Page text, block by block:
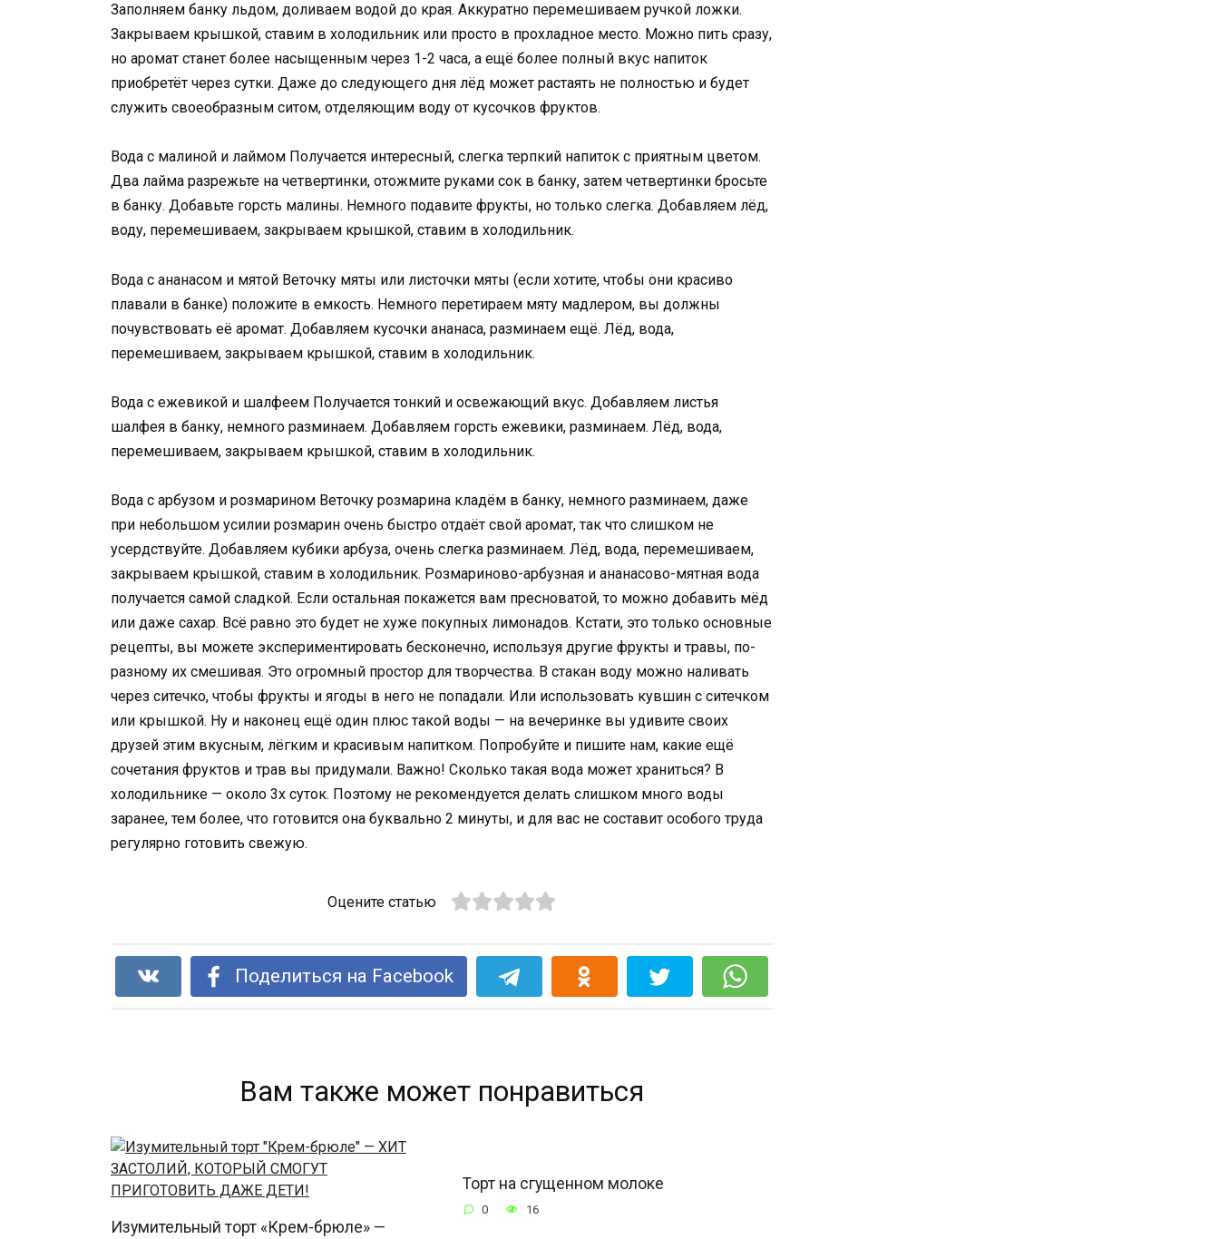
Заполняем банку льдом, доливаем водой до края. Аккуратно перемешиваем ручкой ложки.
Закрываем крышкой, ставим в холодильник или просто в прохладное место. Можно пить сразу,
но аромат станет более насыщенным через 1-2 часа, а ещё более полный вкус напиток
приобретёт через сутки. Даже до следующего дня лёд может растаять не полностью и будет
служить своеобразным ситом, отделяющим воду от кусочков фруктов.
Вода с малиной и лаймом Получается интересный, слегка терпкий напиток с приятным цветом.
Два лайма разрежьте на четвертинки, отожмите руками сок в банку, затем четвертинки бросьте
в банку. Добавьте горсть малины. Немного подавите фрукты, но только слегка. Добавляем лёд,
воду, перемешиваем, закрываем крышкой, ставим в холодильник.
Вода с ананасом и мятой Веточку мяты или листочки мяты (если хотите, чтобы они красиво
плавали в банке) положите в емкость. Немного перетираем мяту мадлером, вы должны
почувствовать её аромат. Добавляем кусочки ананаса, разминаем ещё. Лёд, вода,
перемешиваем, закрываем крышкой, ставим в холодильник.
Вода с ежевикой и шалфеем Получается тонкий и освежающий вкус. Добавляем листья
шалфея в банку, немного разминаем. Добавляем горсть ежевики, разминаем. Лёд, вода,
перемешиваем, закрываем крышкой, ставим в холодильник.
Вода с арбузом и розмарином Веточку розмарина кладём в банку, немного разминаем, даже
при небольшом усилии розмарин очень быстро отдаёт свой аромат, так что слишком не
усердствуйте. Добавляем кубики арбуза, очень слегка разминаем. Лёд, вода, перемешиваем,
закрываем крышкой, ставим в холодильник. Розмариново-арбузная и ананасово-мятная вода
получается самой сладкой. Если остальная покажется вам пресноватой, то можно добавить мёд
или даже сахар. Всё равно это будет не хуже покупных лимонадов. Кстати, это только основные
рецепты, вы можете экспериментировать бесконечно, используя другие фрукты и травы, по-
разному их смешивая. Это огромный простор для творчества. В стакан воду можно наливать
через ситечко, чтобы фрукты и ягоды в него не попадали. Или использовать кувшин с ситечком
или крышкой. Ну и наконец ещё один плюс такой воды — на вечеринке вы удивите своих
друзей этим вкусным, лёгким и красивым напитком. Попробуйте и пишите нам, какие ещё
сочетания фруктов и трав вы придумали. Важно! Сколько такая вода может храниться? В
холодильнике — около 3х суток. Поэтому не рекомендуется делать слишком много воды
заранее, тем более, что готовится она буквально 2 минуты, и для вас не составит особого труда
регулярно готовить свежую.
Оцените статью
Поделиться на Facebook
Вам также может понравиться
Изумительный торт «Крем-брюле» —
Торт на сгущенном молоке
0 16